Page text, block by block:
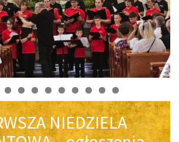
NIEDZIELA